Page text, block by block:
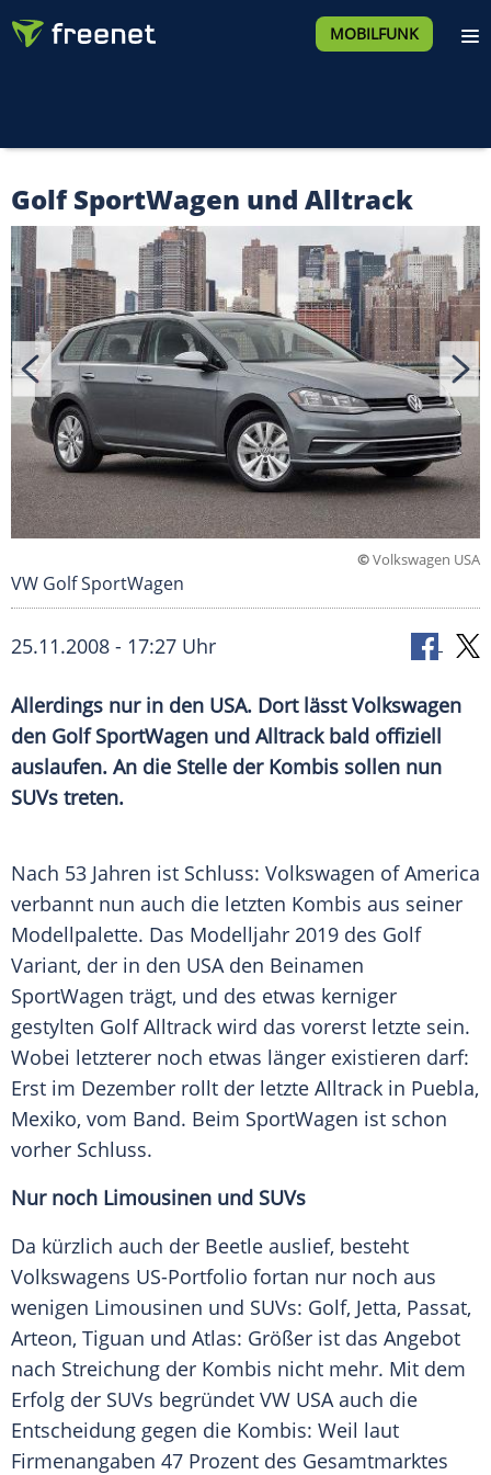
MOBILFUNK
Golf SportWagen und Alltrack
©Volkswagen USA
VW Golf SportWagen
25.11.2008 - 17:27 Uhr
Allerdings nur in den USA. Dort lässtVolkswagen
den GolfSportWagen und Alltrack bald offiziell
auslaufen. An die Stelle der Kombis sollen nun
SUVs treten.
Nach 53 Jahren ist Schluss: Volkswagen of America
verbannt nun auch die letzten Kombis aus seiner
Modellpalette. Das Modelljahr 2019 des Golf
Variant, der in den USAden Beinamen
SportWagen trägt, und des etwas kerniger
gestylten GolfAlltrack wird das vorerst letzte sein.
Wobei letzterer noch etwas länger existieren darf:
Erst im Dezember rollt der letzte Alltrack in Puebla,
Mexiko, vom Band. Beim SportWagen ist schon
vorher Schluss.
Nur noch Limousinen und SUVs
Da kürzlich auch der Beetle auslief, besteht
Volkswagens US-Portfolio fortan nur noch aus
wenigen Limousinen und SUVs: Golf, Jetta, Passat,
Arteon, Tiguan und Atlas: Größer ist das Angebot
nach Streichung der Kombis nicht mehr. Mit dem
Erfolg der SUVs begründet VW USAauch die
Entscheidung gegen die Kombis: Weil laut
Firmenangaben 47 Prozent des Gesamtmarktes